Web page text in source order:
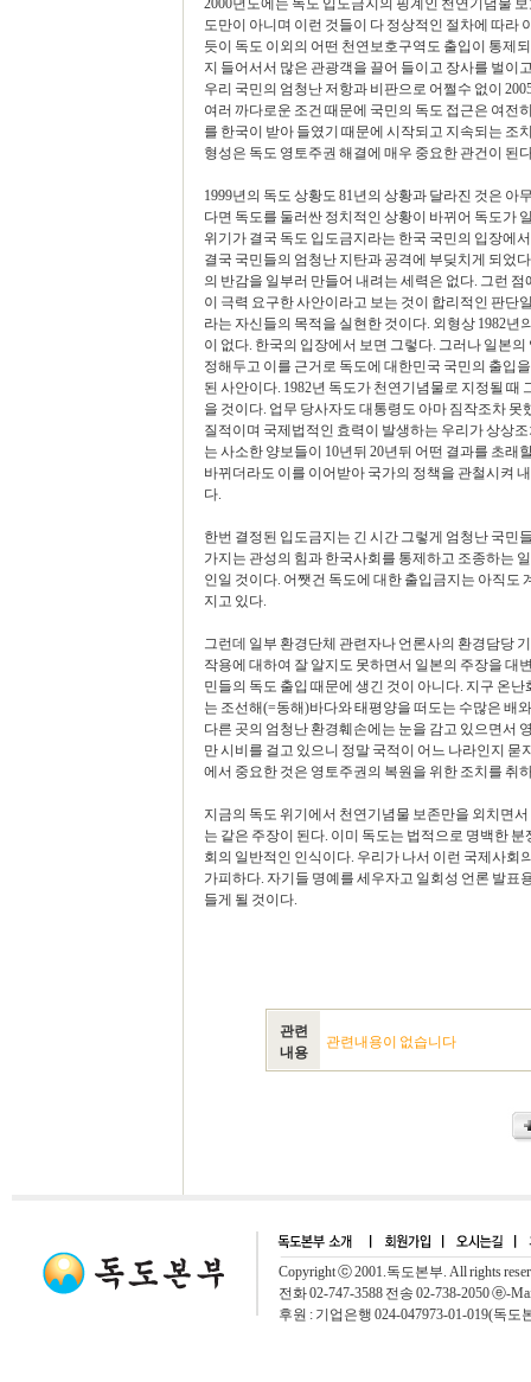
2000년도에는 독도 입도금지의 핑계인 천연기념물
도만이 아니며 이런 것들이 다 정상적인 절차에 따라
듯이 독도 이외의 어떤 천연보호구역도 출입이 통제
지 들어서서 많은 관광객을 끌어 들이고 장사를 벌이
우리 국민의 엄청난 저항과 비판으로 어쩔수 없이
여러 까다로운 조건 때문에 국민의 독도 접근은 여전
를 한국이 받아 들였기 때문에 시작되고 지속되는 조
형성은 독도 영토주권 해결에 매우 중요한 관건이 된
1999년의 독도 상황도 81년의 상황과 달라진 것은
다면 독도를 둘러싼 정치적인 상황이 바뀌어 독도가
위기가 결국 독도 입도금지라는 한국 국민의 입장에
결국 국민들의 엄청난 지탄과 공격에 부딪치게 되었
의 반감을 일부러 만들어 내려는 세력은 없다. 그런
이 극력 요구한 사안이라고 보는 것이 합리적인 판단
라는 자신들의 목적을 실현한 것이다. 외형상 1982
이 없다. 한국의 입장에서 보면 그렇다. 그러나 일본
정해두고 이를 근거로 독도에 대한민국 국민의 출입
된 사안이다. 1982년 독도가 천연기념물로 지정될
을 것이다. 업무 당사자도 대통령도 아마 짐작조차
질적이며 국제법적인 효력이 발생하는 우리가 상상
는 사소한 양보들이 10년뒤 20년뒤 어떤 결과를 초
바뀌더라도 이를 이어받아 국가의 정책을 관철시켜
다.
한번 결정된 입도금지는 긴 시간 그렇게 엄청난 국민
가지는 관성의 힘과 한국사회를 통제하고 조종하는
인일 것이다. 어쨋건 독도에 대한 출입금지는 아직도
지고 있다.
그런데 일부 환경단체 관련자나 언론사의 환경담당
작용에 대하여 잘 알지도 못하면서 일본의 주장을 대
민들의 독도 출입 때문에 생긴 것이 아니다. 지구 온
는 조선해(=동해)바다와 태평양을 떠도는 수많은 배
다른 곳의 엄청난 환경훼손에는 눈을 감고 있으면서
만 시비를 걸고 있으니 정말 국적이 어느 나라인지
에서 중요한 것은 영토주권의 복원을 위한 조치를 취
지금의 독도 위기에서 천연기념물 보존만을 외치면
는 같은 주장이 된다. 이미 독도는 법적으로 명백한
회의 일반적인 인식이다. 우리가 나서 이런 국제사
가피하다. 자기들 명예를 세우자고 일회성 언론 발표
들게 될 것이다.
관련
내용
관련내용이 없습니다
Copyright ⓒ 2001.독도본부. All rights
전화 02-747-3588 전송 02-738-2050 ⓔ-
후원 : 기업은행 024-047973-01-019(독도